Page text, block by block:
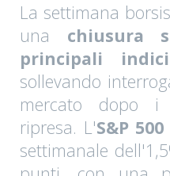
La settimana
una chiusura
principali
sollevando
mercato dopo i
ripresa. L'S&P 500
settimanale